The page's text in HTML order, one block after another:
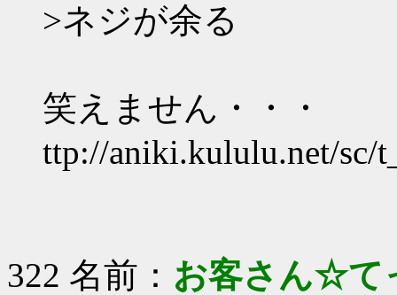
>ネジが余る
笑えません・・・
ttp://aniki.kululu.net/sc/
322 名前： お客さん☆て